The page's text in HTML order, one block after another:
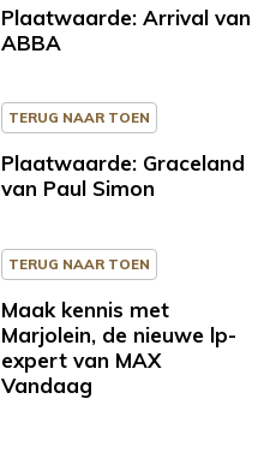
Plaatwaarde: Arrival van
ABBA
TERUG NAAR TOEN
Plaatwaarde: Graceland
van Paul Simon
TERUG NAAR TOEN
Maak kennis met
Marjolein, de nieuwe lp-
expert van MAX
Vandaag